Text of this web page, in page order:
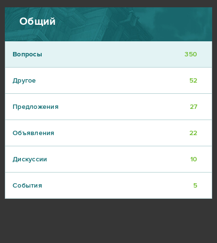
Общий
Вопросы 350
Другое 52
Предложения 27
Объявления 22
Дискуссии 10
События 5